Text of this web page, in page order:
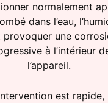
normalement
dans l’eau,
provoquer une
à l’intérieur
l’appareil.
est rapide,